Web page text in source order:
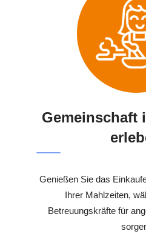
Gemeinschaft
Genießen Sie das
Ihrer Mahlzeiten,
Betreuungskräfte für